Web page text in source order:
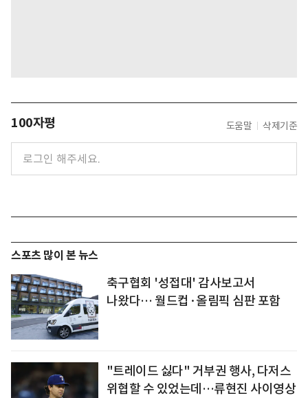
100자평 도움말 삭제기준
스포츠 많이 본 뉴스
축구협회 '성접대' 감사보고서
나왔다… 월드컵·올림픽 심판 포함
"트레이드 싫다" 거부권 행사, 다저스
위협할 수 있었는데…류현진 사이영상